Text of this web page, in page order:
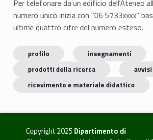
Per telefonare da un edificio dell'Ateneo
numero unico inizia con "06 5733xxxx"
ultime quattro cifre del numero esteso.
profilo
insegnamenti
prodotti della ricerca
avvisi
ricevimento e materiale didattico
Copyright 2025 Dipartimento di